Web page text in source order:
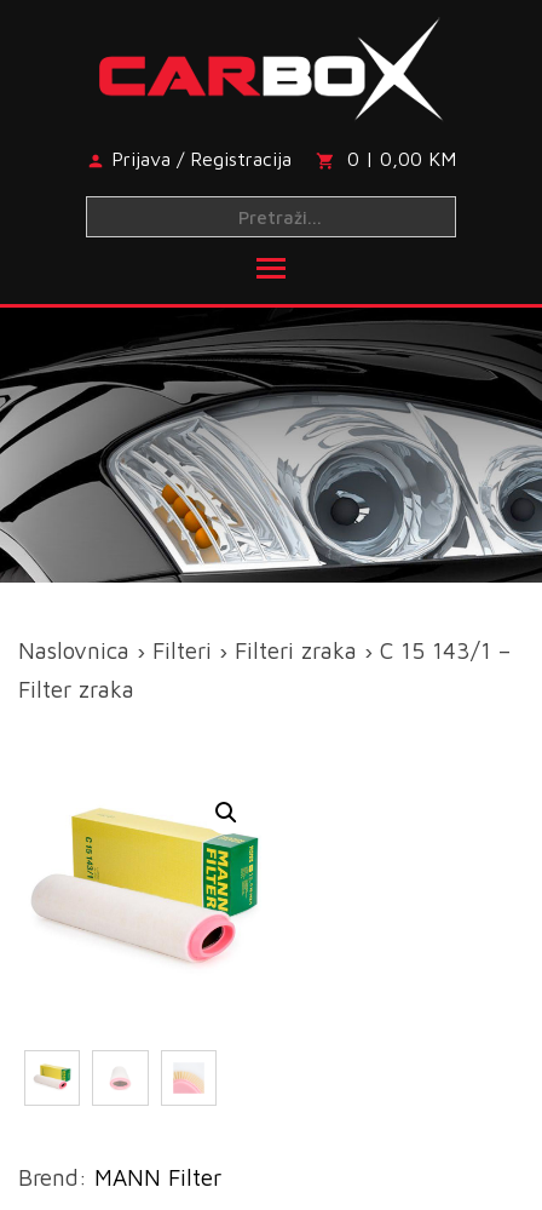
Prijava / Registracija 0 | 0,00 KM
Naslovnica › Filteri › Filteri zraka › C 15 143/1 –
Filter zraka
Brend: MANN Filter